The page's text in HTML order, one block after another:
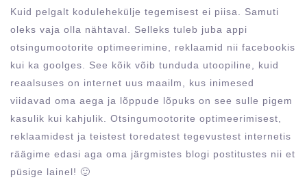
Kuid pelgalt kodulehekülje tegemisest ei piisa. Samuti
oleks vaja olla nähtaval. Selleks tuleb juba appi
otsingumootorite optimeerimine, reklaamid nii facebookis
kui ka goolges. See kõik võib tunduda utoopiline, kuid
reaalsuses on internet uus maailm, kus inimesed
viidavad oma aega ja lõppude lõpuks on see sulle pigem
kasulik kui kahjulik. Otsingumootorite optimeerimisest,
reklaamidest ja teistest toredatest tegevustest internetis
räägime edasi aga oma järgmistes blogi postitustes nii et
püsige lainel! 🙂